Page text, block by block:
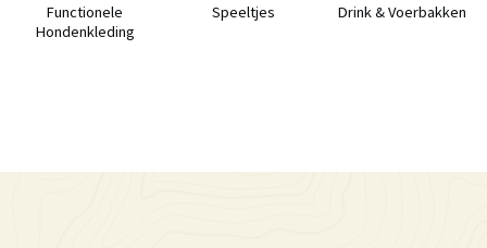
Functionele
Hondenkleding
Speeltjes Drink & Voerbakken